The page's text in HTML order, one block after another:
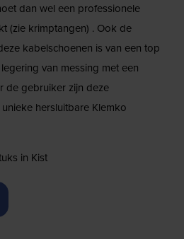
dan wel een professionele
(zie krimptangen) . Ook de
kabelschoenen is van een top
van messing met een
de gebruiker zijn deze
hersluitbare Klemko
in Kist